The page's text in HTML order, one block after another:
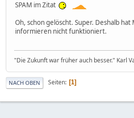
SPAM im Zitat
Oh, schon gelöscht. Super. Deshalb
informieren nicht funktioniert.
"Die Zukunft war früher auch besser." Karl
NACH OBEN Seiten 1